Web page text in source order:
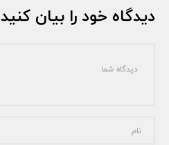
دیدگاه خود را بیان کنید